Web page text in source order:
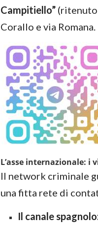
Campitiello”
Corallo e via Romana.
L’asse internazionale: i
Il network criminale
una fitta rete di
Il canale